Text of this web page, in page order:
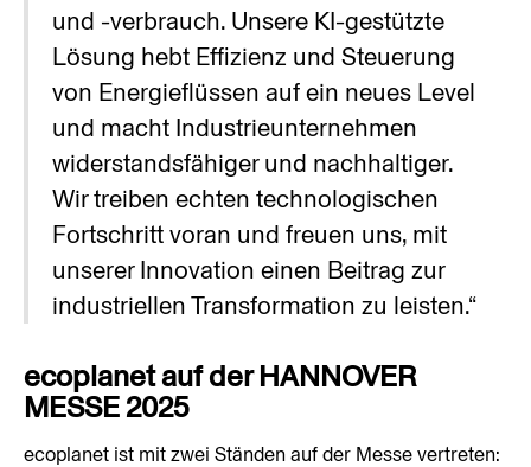
und -verbrauch. Unsere KI-gestützte
Lösung hebt Effizienz und Steuerung
von Energieflüssen auf ein neues Level
und macht Industrieunternehmen
widerstandsfähiger und nachhaltiger.
Wir treiben echten technologischen
Fortschritt voran und freuen uns, mit
unserer Innovation einen Beitrag zur
industriellen Transformation zu leisten.“
ecoplanet auf der HANNOVER
MESSE 2025
ecoplanet ist mit zwei Ständen auf der Messe vertreten: